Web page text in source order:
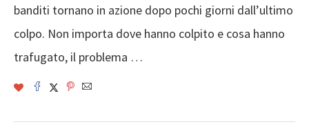
banditi tornano in azione dopo pochi giorni dall’ultimo
colpo. Non importa dove hanno colpito e cosa hanno
trafugato, il problema …